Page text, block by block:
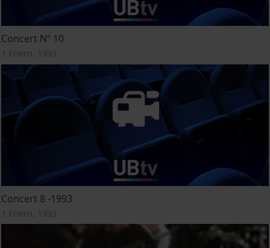
Concert Nº 10
1 Enero, 1993
Concert 8 -1993
1 Enero, 1993